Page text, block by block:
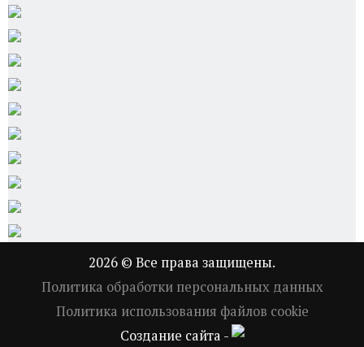
2026 © Все права защищены.
Политика обработки персональных данных
Политика использования файлов cookie
Создание сайта -